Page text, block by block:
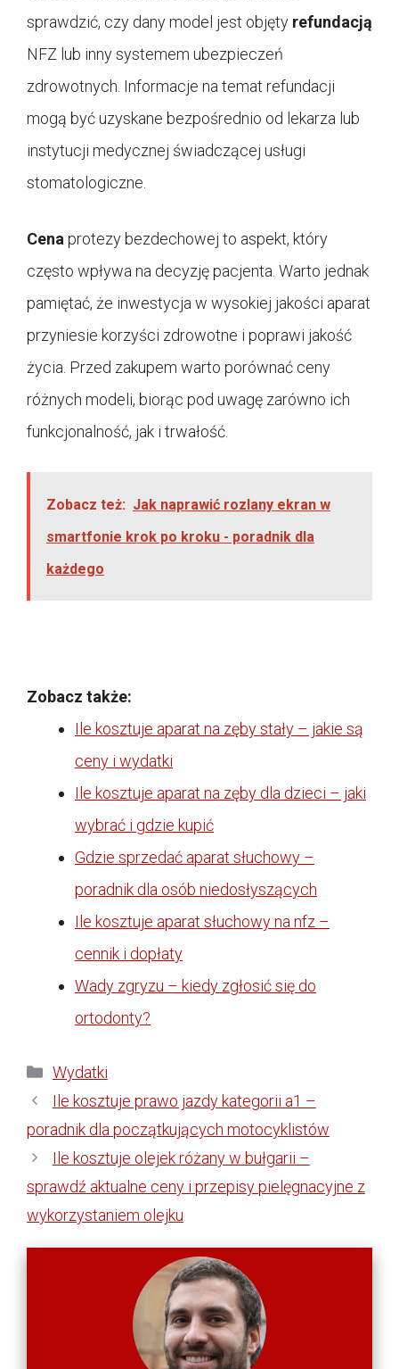
sprawdzić, czy dany model jest objęty refundacją
NFZ lub inny systemem ubezpieczeń
zdrowotnych. Informacje na temat refundacji
mogą być uzyskane bezpośrednio od lekarza lub
instytucji medycznej świadczącej usługi
stomatologiczne.
Cena protezy bezdechowej to aspekt, który
często wpływa na decyzję pacjenta. Warto jednak
pamiętać, że inwestycja w wysokiej jakości aparat
przyniesie korzyści zdrowotne i poprawi jakość
życia. Przed zakupem warto porównać ceny
różnych modeli, biorąc pod uwagę zarówno ich
funkcjonalność, jak i trwałość.
Zobacz też: Jak naprawić rozlany ekran w
smartfonie krok po kroku - poradnik dla
każdego
Zobacz także:
Ile kosztuje aparat na zęby stały – jakie są
ceny i wydatki
Ile kosztuje aparat na zęby dla dzieci – jaki
wybrać i gdzie kupić
Gdzie sprzedać aparat słuchowy –
poradnik dla osób niedosłyszących
Ile kosztuje aparat słuchowy na nfz –
cennik i dopłaty
Wady zgryzu – kiedy zgłosić się do
ortodonty?
Kategorie
Wydatki
Ile kosztuje prawo jazdy kategorii a1 –
poradnik dla początkujących motocyklistów
Ile kosztuje olejek różany w bułgarii –
sprawdź aktualne ceny i przepisy pielęgnacyjne z
wykorzystaniem olejku